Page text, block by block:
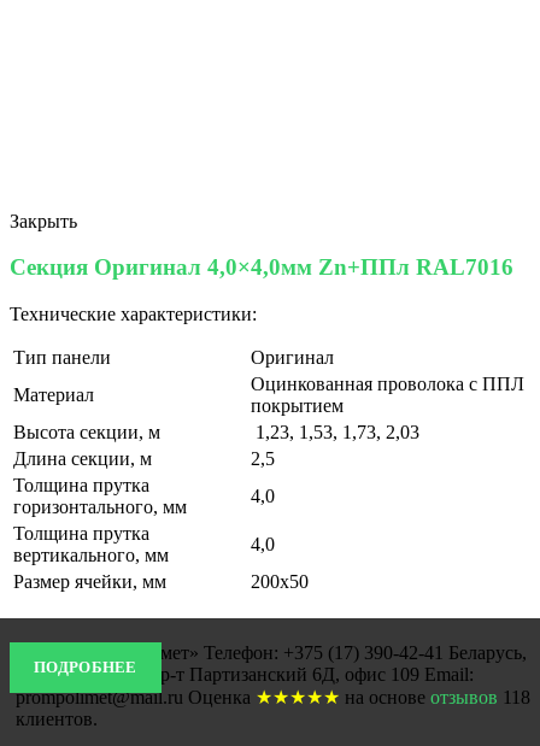
Закрыть
Секция Оригинал 4,0×4,0мм Zn+ППл RAL7016
Технические характеристики:
Тип панели
Оригинал
Материал
Оцинкованная проволока с ППЛ
покрытием
Высота секции, м
1,23, 1,53, 1,73, 2,03
Длина секции, м
2,5
Толщина прутка
горизонтального, мм
4,0
Толщина прутка
вертикального, мм
4,0
Размер ячейки, мм
200х50
ПОДРОБНЕЕ
ООО «Промполимет» Телефон: +375 (17) 390-42-41 Беларусь,
220033, Минск, пр-т Партизанский 6Д, офис 109 Email:
prompolimet@mail.ru Оценка ★★★★★ на основе отзывов 118
клиентов.